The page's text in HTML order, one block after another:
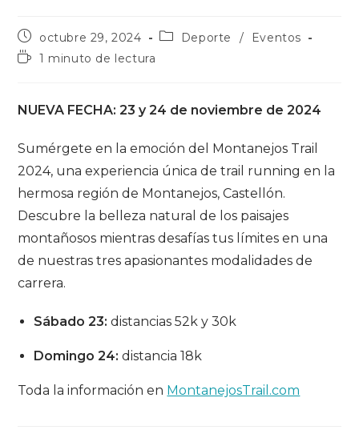
Publicación
de
la
octubre 29, 2024
Categoría
Deporte /
Eventos
Tiempo1 minuto de lectura
NUEVA FECHA: 23 y 24 de noviembre de 2024
Sumérgete en la emoción del Montanejos Trail
2024, una experiencia única de trail running en la
hermosa región de Montanejos, Castellón.
Descubre la belleza natural de los paisajes
montañosos mientras desafías tus límites en una
de nuestras tres apasionantes modalidades de
carrera.
Sábado 23:distancias 52k y 30k
Domingo 24:distancia 18k
Toda la información en MontanejosTrail.com